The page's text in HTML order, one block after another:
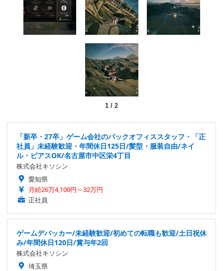
1/ 2
「新卒・27卒」ゲーム会社のバックオフィススタッフ・「正
社員」未経験歓迎・年間休日125日/髪型・服装自由/ネイ
ル・ピアスOK/名古屋市中区栄4丁目
株式会社キソシン
愛知県
月給26万4,100円～32万円
正社員
ゲームデバッカー/未経験歓迎/初めての転職も歓迎/土日祝休
み/年間休日120日/賞与年2回
株式会社キソシン
埼玉県